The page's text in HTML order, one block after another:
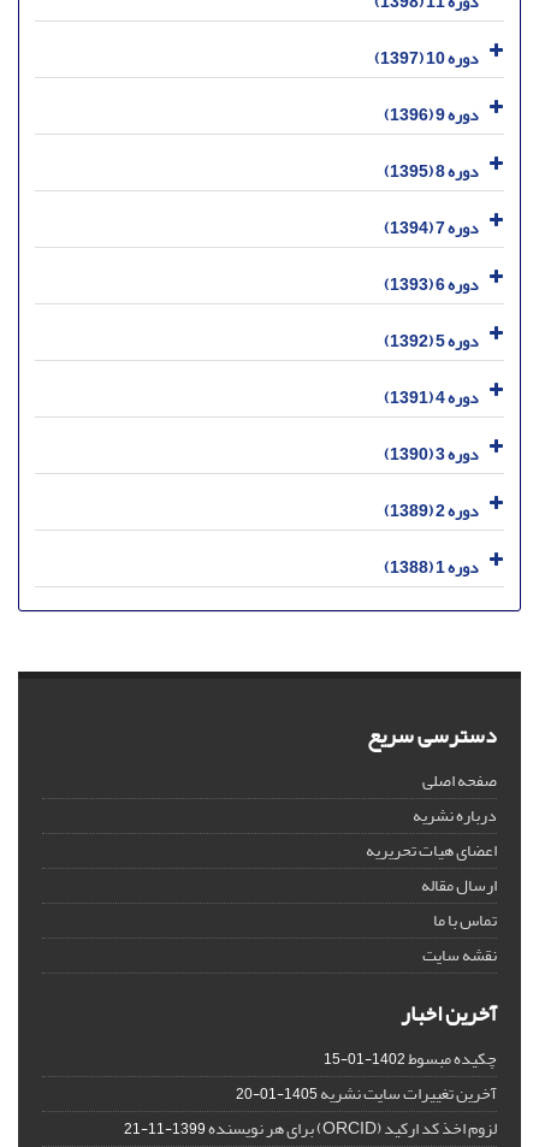
دوره 10 (1397)
دوره 9 (1396)
دوره 8 (1395)
دوره 7 (1394)
دوره 6 (1393)
دوره 5 (1392)
دوره 4 (1391)
دوره 3 (1390)
دوره 2 (1389)
دوره 1 (1388)
دسترسی سریع
صفحه اصلی
درباره نشریه
اعضای هیات تحریریه
ارسال مقاله
تماس با ما
نقشه سایت
آخرین اخبار
چکیده مبسوط1402-01-15
آخرین تغییرات سایت نشریه1405-01-20
لزوم اخذ کد ارکید (ORCID) برای هر نویسنده 1399-11-21